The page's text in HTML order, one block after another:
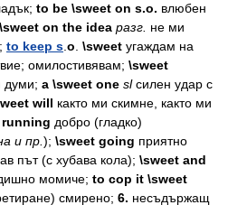
to be \sweet on s.o. влюбен
on the idea разг. не ми
to keep s o \sweet угаждам на
омилостивявам; \sweet
думи; a \sweet one sl силен удар с
will както ми скимне, както ми
добро (гладко)
и пр. ); \sweet going приятно
път(с хубава кола); \sweet and
момиче; to cop it \sweet
смирено; 6. несъдържащ